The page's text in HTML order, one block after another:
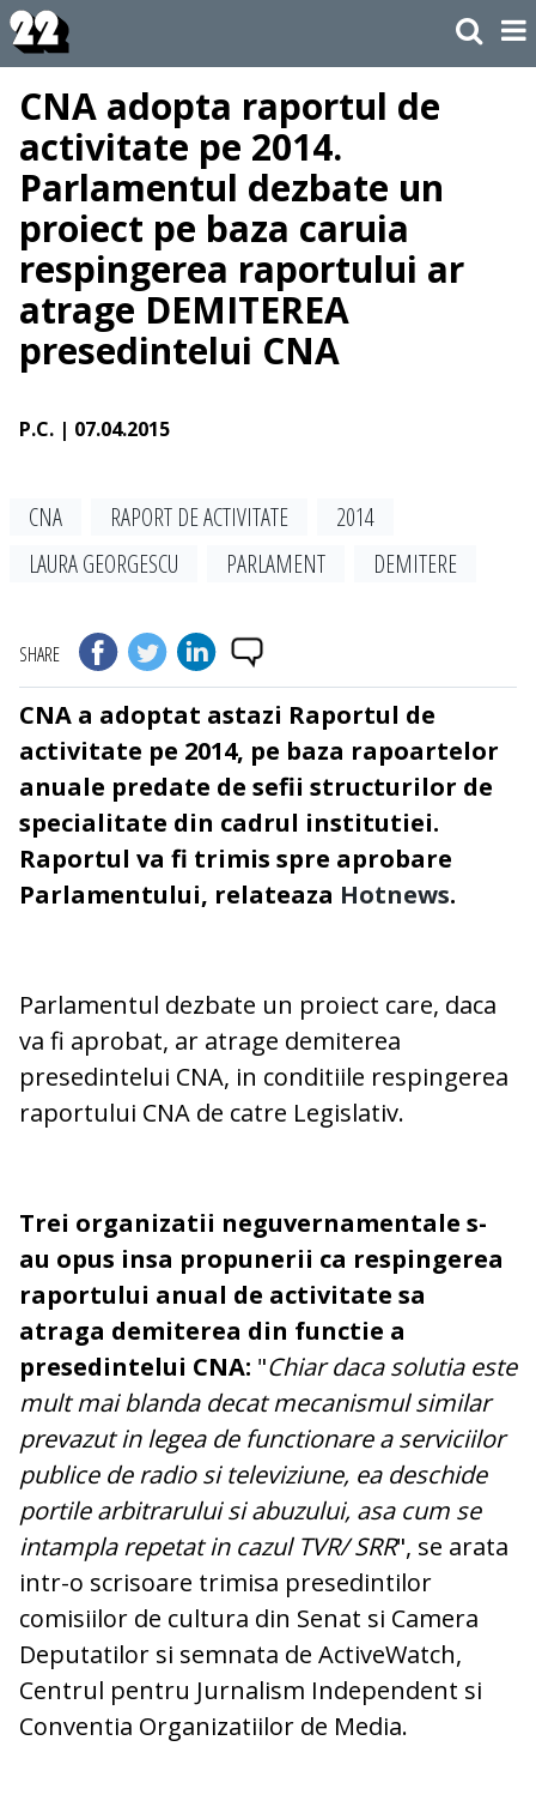
CNA adopta raportul de
activitate pe 2014.
Parlamentul dezbate un
proiect pe baza caruia
respingerea raportului ar
atrage DEMITEREA
presedintelui CNA
P.C. | 07.04.2015
CNA RAPORT DE ACTIVITATE
2014
LAURA GEORGESCU
PARLAMENT DEMITERE
SHARE
CNA a adoptat astazi Raportul de
activitate pe 2014, pe baza rapoartelor
anuale predate de sefii structurilor de
specialitate din cadrul institutiei.
Raportul va fi trimis spre aprobare
Parlamentului, relateaza Hotnews.
Parlamentul dezbate un proiect care, daca
va fi aprobat, ar atrage demiterea
presedintelui CNA, in conditiile respingerea
raportului CNA de catre Legislativ.
Trei organizatii neguvernamentale s-
au opus insa propunerii ca respingerea
raportului anual de activitate sa
atraga demiterea din functie a
presedintelui CNA: "Chiar daca solutia este
mult mai blanda decat mecanismul similar
prevazut in legea de functionare a serviciilor
publice de radio si televiziune, ea deschide
portile arbitrarului si abuzului, asa cum se
intampla repetat in cazul TVR/ SRR", se arata
intr-o scrisoare trimisa presedintilor
comisiilor de cultura din Senat si Camera
Deputatilor si semnata de ActiveWatch,
Centrul pentru Jurnalism Independent si
Conventia Organizatiilor de Media.